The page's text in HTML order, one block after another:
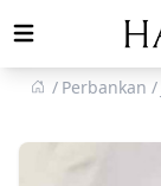
Open main menu
Perbankan